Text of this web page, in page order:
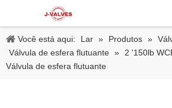
Você está aqui: Lar » Produtos »
Válvula de esfera flutuante »
2 '150lb
Válvula de esfera flutuante